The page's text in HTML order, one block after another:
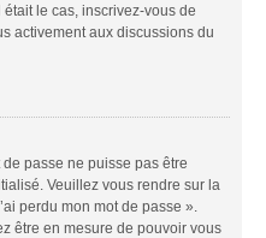
le cas, inscrivez-vous de
activement aux discussions du
passe ne puisse pas être
Veuillez vous rendre sur la
perdu mon mot de passe ».
être en mesure de pouvoir vous